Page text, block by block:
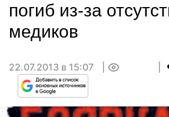
погиб из-за
медиков
22.07.2013 в 15:07